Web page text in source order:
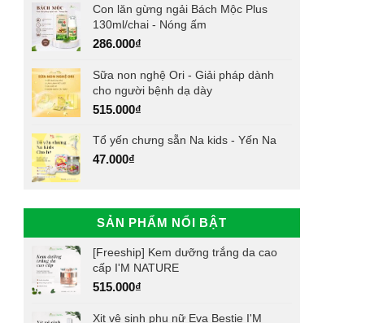
Con lăn gừng ngải Bách Mộc Plus
130ml/chai - Nóng ấm
286.000₫
Sữa non nghệ Ori - Giải pháp dành
cho người bệnh dạ dày
515.000₫
Tổ yến chưng sẵn Na kids - Yến Na
47.000₫
SẢN PHẨM NỔI BẬT
[Freeship] Kem dưỡng trắng da cao
cấp I'M NATURE
515.000₫
Xịt vệ sinh phụ nữ Eva Bestie I'M